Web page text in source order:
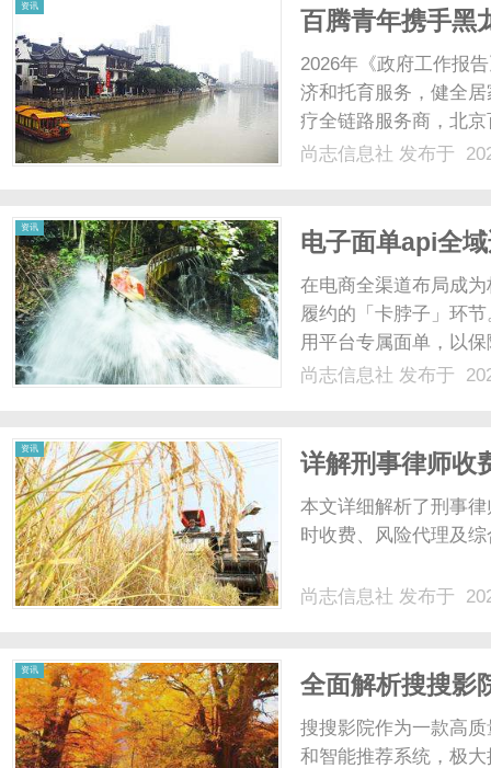
资讯
百腾青年携手黑
国标杆, 以 AI 赋
2026年《政府工作报
济和托育服务，健全
疗全链路服务商，北
响应国家战略，于4月
尚志信息社 发布于
资讯
电子面单api全
在电商全渠道布局成
履约的「卡脖子」环
用平台专属面单，以
败或店铺违规。而不
尚志信息社 发布于
资讯
详解刑事律师收
本文详细解析了刑事
时收费、风险代理及
尚志信息社 发布于
资讯
全面解析搜搜影
级
搜搜影院作为一款高
和智能推荐系统，极